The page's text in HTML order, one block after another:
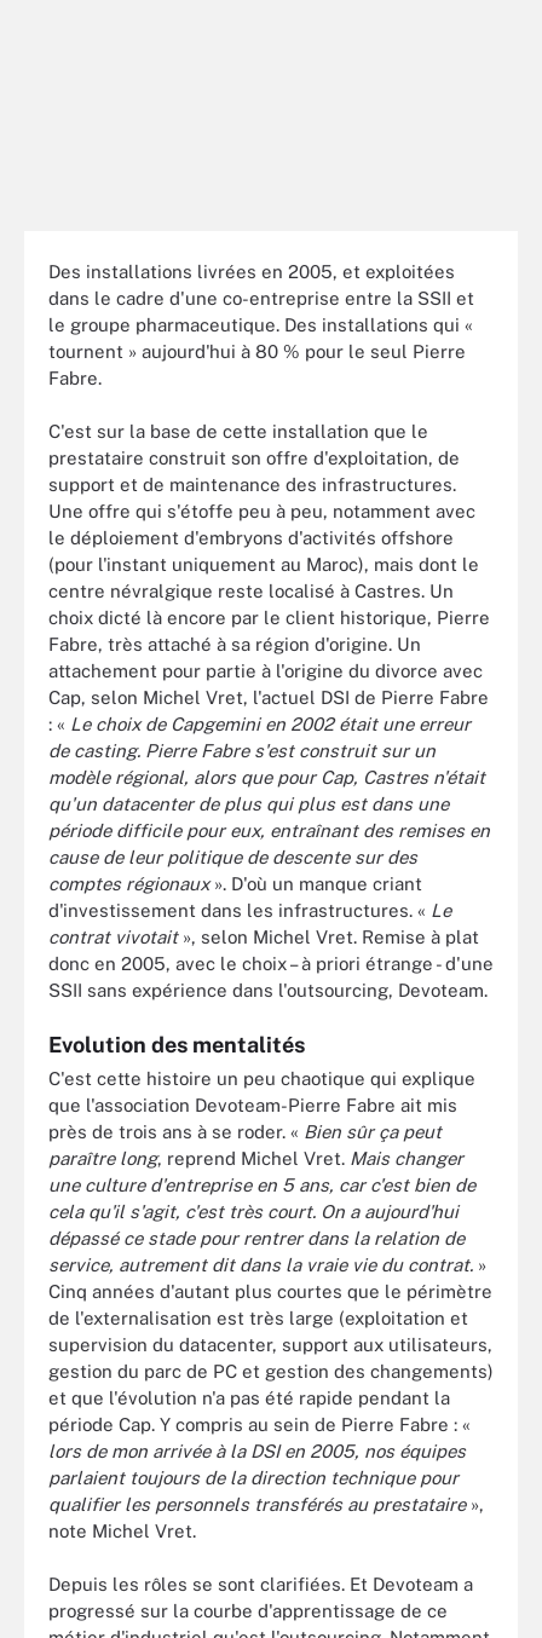
Des installations livrées en 2005, et exploitées
dans le cadre d'une co-entreprise entre la SSII et
le groupe pharmaceutique. Des installations qui «
tournent » aujourd'hui à 80 % pour le seul Pierre
Fabre.
C'est sur la base de cette installation que le
prestataire construit son offre d'exploitation, de
support et de maintenance des infrastructures.
Une offre qui s'étoffe peu à peu, notamment avec
le déploiement d'embryons d'activités offshore
(pour l'instant uniquement au Maroc), mais dont le
centre névralgique reste localisé à Castres. Un
choix dicté là encore par le client historique, Pierre
Fabre, très attaché à sa région d'origine. Un
attachement pour partie à l'origine du divorce avec
Cap, selon Michel Vret, l'actuel DSI de Pierre Fabre
: « Le choix de Capgemini en 2002 était une erreur
de casting. Pierre Fabre s'est construit sur un
modèle régional, alors que pour Cap, Castres n'était
qu'un datacenter de plus qui plus est dans une
période difficile pour eux, entraînant des remises en
cause de leur politique de descente sur des
comptes régionaux». D'où un manque criant
d'investissement dans les infrastructures. « Le
contrat vivotait », selon Michel Vret. Remise à plat
donc en 2005, avec le choix – à priori étrange - d'une
SSII sans expérience dans l'outsourcing, Devoteam.
Evolution des mentalités
C'est cette histoire un peu chaotique qui explique
que l'association Devoteam-Pierre Fabre ait mis
près de trois ans à se roder. « Bien sûr ça peut
paraître long, reprend Michel Vret. Mais changer
une culture d'entreprise en 5 ans, car c'est bien de
cela qu'il s'agit, c'est très court. On a aujourd'hui
dépassé ce stade pour rentrer dans la relation de
service, autrement dit dans la vraie vie du contrat. »
Cinq années d'autant plus courtes que le périmètre
de l'externalisation est très large (exploitation et
supervision du datacenter, support aux utilisateurs,
gestion du parc de PC et gestion des changements)
et que l'évolution n'a pas été rapide pendant la
période Cap. Y compris au sein de Pierre Fabre : «
lors de mon arrivée à la DSI en 2005, nos équipes
parlaient toujours de la direction technique pour
qualifier les personnels transférés au prestataire »,
note Michel Vret.
Depuis les rôles se sont clarifiées. Et Devoteam a
progressé sur la courbe d'apprentissage de ce